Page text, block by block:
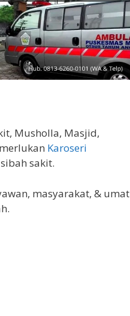
Musholla, Masjid,
Karoseri
sakit.
masyarakat, & umat